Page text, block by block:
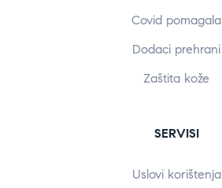
Covid pomagala
Dodaci prehrani
Zaštita kože
SERVISI
Uslovi korištenja